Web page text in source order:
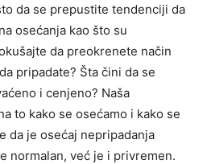
da se prepustite tendenciji da
osećanja kao što su
da preokrenete način
pripadate? Šta čini da se
i cenjeno? Naša
to kako se osećamo i kako se
da je osećaj nepripadanja
normalan, već je i privremen.